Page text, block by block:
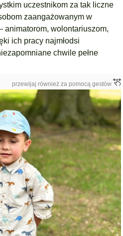
uczestnikom za tak liczne
zaangażowanym w
animatorom, wolontariuszom,
ich pracy najmłodsi
chwile pełne
przewijaj również za pomocą gestów